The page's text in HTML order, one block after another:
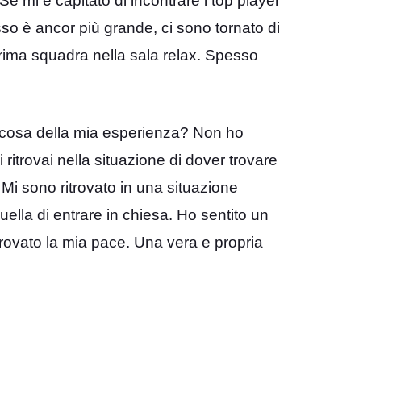
è ancor più grande, ci sono tornato di
squadra nella sala relax. Spesso
della mia esperienza? Non ho
ritrovai nella situazione di dover trovare
sono ritrovato in una situazione
di entrare in chiesa. Ho sentito un
la mia pace. Una vera e propria